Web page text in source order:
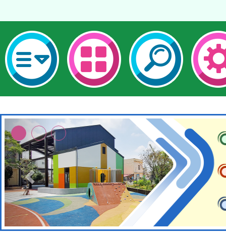
本校115學年度第2次